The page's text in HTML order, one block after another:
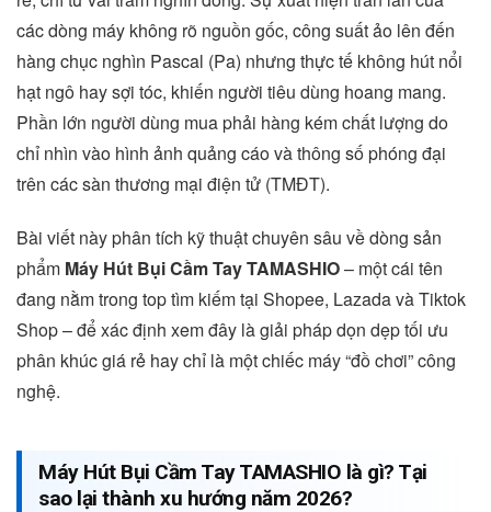
các dòng máy không rõ nguồn gốc, công suất ảo lên đến
hàng chục nghìn Pascal (Pa) nhưng thực tế không hút nổi
hạt ngô hay sợi tóc, khiến người tiêu dùng hoang mang.
Phần lớn người dùng mua phải hàng kém chất lượng do
chỉ nhìn vào hình ảnh quảng cáo và thông số phóng đại
trên các sàn thương mại điện tử (TMĐT).
Bài viết này phân tích kỹ thuật chuyên sâu về dòng sản
phẩm Máy Hút Bụi Cầm Tay TAMASHIO– một cái tên
đang nằm trong top tìm kiếm tại Shopee, Lazada và Tiktok
Shop – để xác định xem đây là giải pháp dọn dẹp tối ưu
phân khúc giá rẻ hay chỉ là một chiếc máy “đồ chơi” công
nghệ.
Máy Hút Bụi Cầm Tay TAMASHIO là gì? Tại
sao lại thành xu hướng năm 2026?